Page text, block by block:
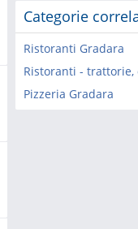
Categorie
Ristoranti Gradara
Ristoranti - trattorie,
Pizzeria Gradara